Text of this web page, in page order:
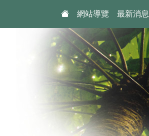
網站導覽 最新消息